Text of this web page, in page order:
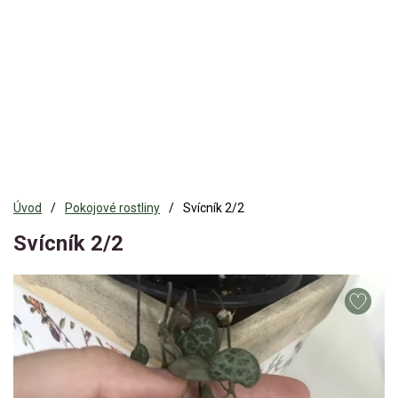
Úvod Pokojové rostliny Svícník 2/2
Svícník 2/2